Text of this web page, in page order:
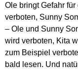
Ole bringt Gefahr
verboten, Sunny
– Ole und Sunny
wird verboten, Kita
zum Beispiel
bald lesen. Und